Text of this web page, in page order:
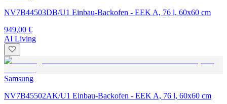
NV7B44503DB/U1 Einbau-Backofen - EEK A, 76 l, 60x60 cm
949,00 €
AI Living
Samsung
NV7B45502AK/U1 Einbau-Backofen - EEK A, 76 l, 60x60 cm